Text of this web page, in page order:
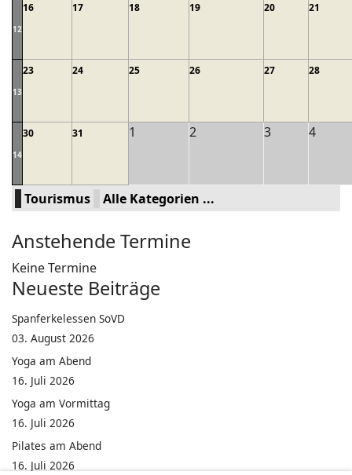
12
16 17 18 19 20 21
13
23 24 25 26 27 28
14
30 31 1 2 3 4
Tourismus Alle Kategorien ...
Anstehende Termine
Keine Termine
Neueste Beiträge
Spanferkelessen SoVD
03. August 2026
Yoga am Abend
16. Juli 2026
Yoga am Vormittag
16. Juli 2026
Pilates am Abend
16. Juli 2026